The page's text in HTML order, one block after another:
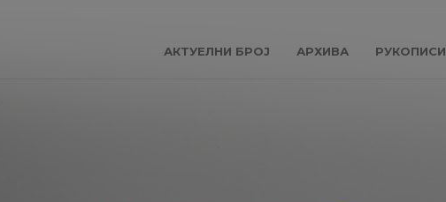
АКТУЕЛНИ БРОЈ АРХИВА РУКОПИСИ